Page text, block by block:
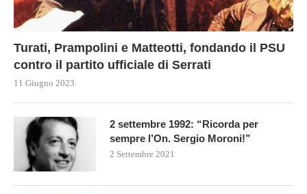
Turati, Prampolini e Matteotti, fondando il PSU
contro il partito ufficiale di Serrati
11 Giugno 2023
2 settembre 1992: “Ricorda per
sempre l’On. Sergio Moroni!”
2 Settembre 2021